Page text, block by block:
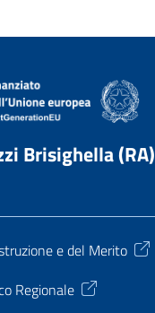
Brisighella (RA)
e del Merito
Regionale